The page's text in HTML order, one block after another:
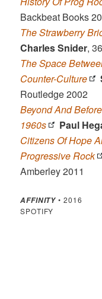
Backbeat Books
The Strawberry
Charles Snider,
The Space
Counter-Culture
Routledge 2002
Beyond And
1960s
Paul
Citizens Of Hope
Progressive Rock
Amberley 2011
AFFINITY • 2016
SPOTIFY